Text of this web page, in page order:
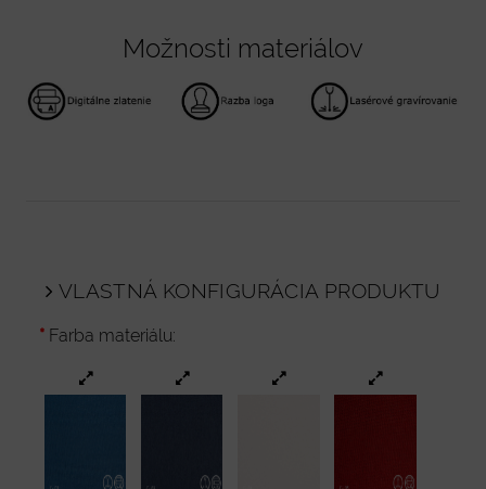
Možnosti materiálov
VLASTNÁ KONFIGURÁCIA PRODUKTU
Farba materiálu: